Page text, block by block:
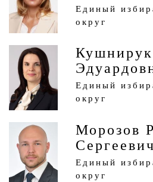
Единый
округ
Единый
округ
Морозов
Сергеевич
Единый
округ